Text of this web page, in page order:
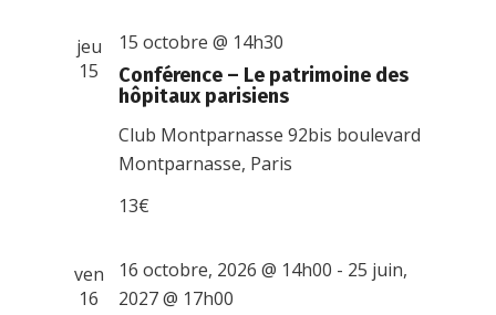
jeu
15
Conférence – Le patrimoine des
hôpitaux parisiens
15 octobre @ 14h30
Club Montparnasse92bis boulevard
Montparnasse, Paris
13€
ven
16
16 octobre, 2026 @ 14h00 - 25 juin,
2027 @ 17h00